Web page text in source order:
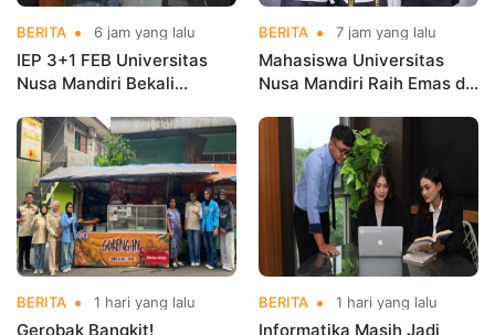
BERITA 6 jam yang lalu
IEP 3+1 FEB Universitas
Nusa Mandiri Bekali
Kerja Sebelum Lulus
BERITA 7 jam yang lalu
Mahasiswa Universitas
Nusa Mandiri Raih Emas di
Indonesia Open
Championships 2026
BERITA 1 hari yang lalu
Gerobak Bangkit!
BERITA 1 hari yang lalu
Informatika Masih Jadi